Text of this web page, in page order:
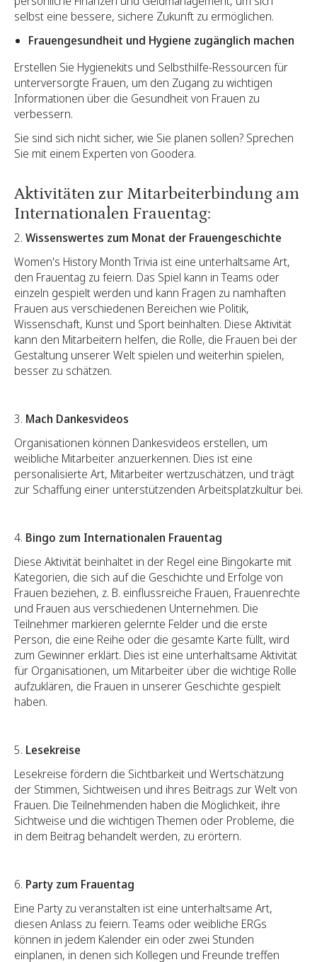
selbst eine bessere, sichere Zukunft zu ermöglichen.
Frauengesundheit und Hygiene zugänglich machen
Erstellen Sie Hygienekits und Selbsthilfe-Ressourcen für
unterversorgte Frauen, um den Zugang zu wichtigen
Informationen über die Gesundheit von Frauen zu
verbessern.
Sie sind sich nicht sicher, wie Sie planen sollen? Sprechen
Sie mit einem Experten von Goodera.
Aktivitäten zur Mitarbeiterbindung am
Internationalen Frauentag:
2. Wissenswertes zum Monat der Frauengeschichte
Women's History Month Trivia ist eine unterhaltsame Art,
den Frauentag zu feiern. Das Spiel kann in Teams oder
einzeln gespielt werden und kann Fragen zu namhaften
Frauen aus verschiedenen Bereichen wie Politik,
Wissenschaft, Kunst und Sport beinhalten. Diese Aktivität
kann den Mitarbeitern helfen, die Rolle, die Frauen bei der
Gestaltung unserer Welt spielen und weiterhin spielen,
besser zu schätzen.
3. Mach Dankesvideos
Organisationen können Dankesvideos erstellen, um
weibliche Mitarbeiter anzuerkennen. Dies ist eine
personalisierte Art, Mitarbeiter wertzuschätzen, und trägt
zur Schaffung einer unterstützenden Arbeitsplatzkultur bei.
4. Bingo zum Internationalen Frauentag
Diese Aktivität beinhaltet in der Regel eine Bingokarte mit
Kategorien, die sich auf die Geschichte und Erfolge von
Frauen beziehen, z. B. einflussreiche Frauen, Frauenrechte
und Frauen aus verschiedenen Unternehmen. Die
Teilnehmer markieren gelernte Felder und die erste
Person, die eine Reihe oder die gesamte Karte füllt, wird
zum Gewinner erklärt. Dies ist eine unterhaltsame Aktivität
für Organisationen, um Mitarbeiter über die wichtige Rolle
aufzuklären, die Frauen in unserer Geschichte gespielt
haben.
5. Lesekreise
Lesekreise fördern die Sichtbarkeit und Wertschätzung
der Stimmen, Sichtweisen und ihres Beitrags zur Welt von
Frauen. Die Teilnehmenden haben die Möglichkeit, ihre
Sichtweise und die wichtigen Themen oder Probleme, die
in dem Beitrag behandelt werden, zu erörtern.
6. Party zum Frauentag
Eine Party zu veranstalten ist eine unterhaltsame Art,
diesen Anlass zu feiern. Teams oder weibliche ERGs
können in jedem Kalender ein oder zwei Stunden
einplanen, in denen sich Kollegen und Freunde treffen